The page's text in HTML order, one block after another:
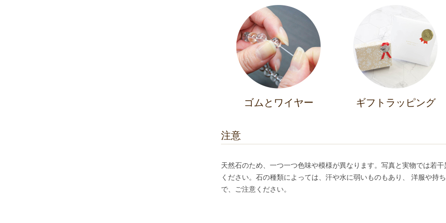
ゴムとワイヤー ギフトラッピング
注意
天然石のため、一つ一つ色味や模様が異なります。写真と実物では若
ください。石の種類によっては、汗や水に弱いものもあり、 洋服や持
で、ご注意ください。